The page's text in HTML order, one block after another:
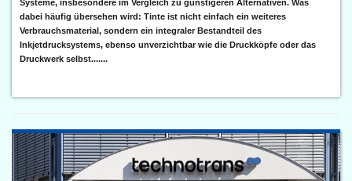
Systeme, insbesondere im Vergleich zu günstigeren Alternativen. Was
dabei häufig übersehen wird: Tinte ist nicht einfach ein weiteres
Verbrauchsmaterial, sondern ein integraler Bestandteil des
Inkjetdrucksystems, ebenso unverzichtbar wie die Druckköpfe oder das
Druckwerk selbst.......